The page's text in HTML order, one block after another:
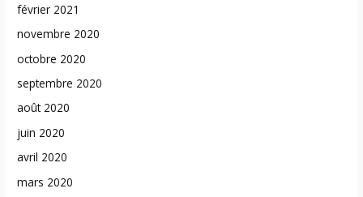
février 2021
novembre 2020
octobre 2020
septembre 2020
août 2020
juin 2020
avril 2020
mars 2020